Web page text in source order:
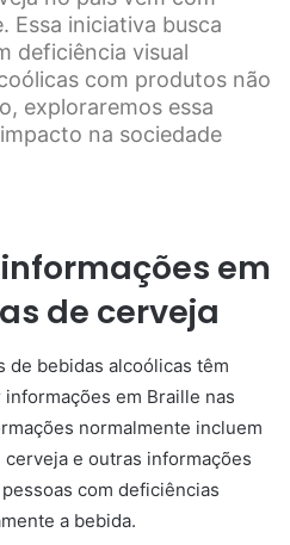
Essa iniciativa busca
deficiência visual
com produtos não
exploraremos essa
na sociedade
em
de cerveja
de bebidas alcoólicas têm
em Braille nas
normalmente incluem
e outras informações
com deficiências
a bebida.